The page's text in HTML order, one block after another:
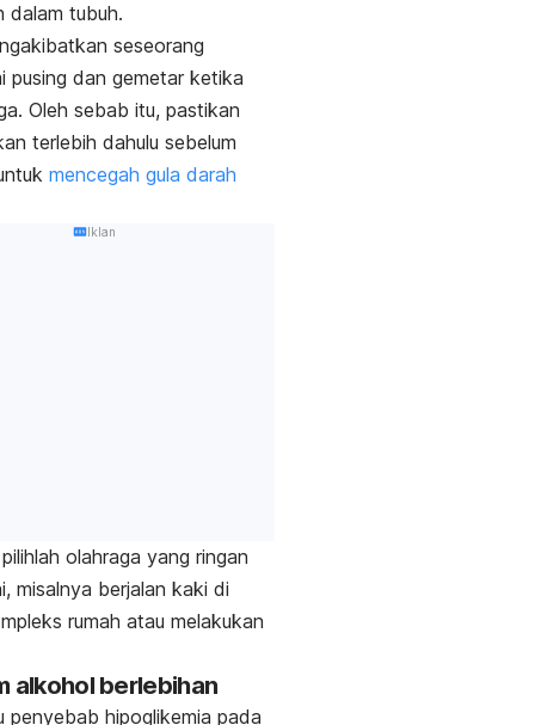
dalam tubuh.
seseorang
pusing dan gemetar ketika
Oleh sebab itu, pastikan
terlebih dahulu sebelum
mencegah gula darah
Iklan
olahraga yang ringan
misalnya berjalan kaki di
rumah atau melakukan
alkohol berlebihan
penyebab hipoglikemia pada